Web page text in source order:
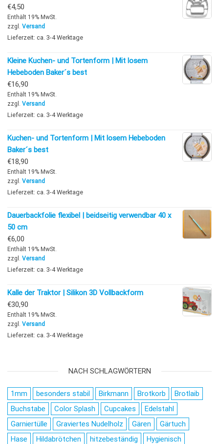
€4,50
Enthält 19% MwSt.
zzgl. Versand
Lieferzeit: ca. 3-4 Werktage
Kleine Kuchen- und Tortenform | Mit losem
Hebeboden Baker´s best
€16,90
Enthält 19% MwSt.
zzgl. Versand
Lieferzeit: ca. 3-4 Werktage
Kuchen- und Tortenform | Mit losem Hebeboden
Baker´s best
€18,90
Enthält 19% MwSt.
zzgl. Versand
Lieferzeit: ca. 3-4 Werktage
Dauerbackfolie flexibel | beidseitig verwendbar 40 x
50 cm
€6,00
Enthält 19% MwSt.
zzgl. Versand
Lieferzeit: ca. 3-4 Werktage
Kalle der Traktor | Silikon 3D Vollbackform
€30,90
Enthält 19% MwSt.
zzgl. Versand
Lieferzeit: ca. 3-4 Werktage
NACH SCHLAGWÖRTERN
1mm besonders stabil Birkmann Brotkorb
Brotlaib
Buchstabe
Color Splash Cupcakes
Edelstahl
Garniertülle
Graviertes Nudelholz Gären
Gärtuch
Hase
Hildabrötchen hitzebeständig
Hygienisch